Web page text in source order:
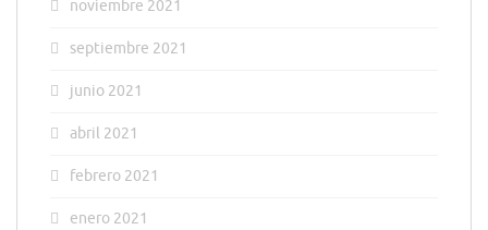
noviembre 2021
septiembre 2021
junio 2021
abril 2021
febrero 2021
enero 2021